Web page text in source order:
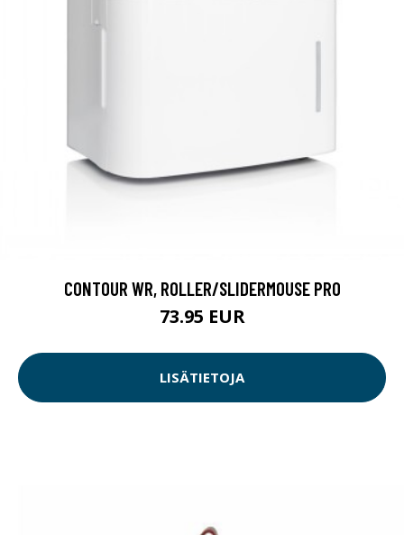
CONTOUR WR, ROLLER/SLIDERMOUSE PRO
73.95 EUR
LISÄTIETOJA